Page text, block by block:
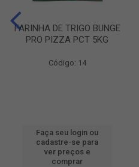
FARINHA DE TRIGO BUNGE
PRO PIZZA PCT 5KG
Código: 14
Faça seu login ou
cadastre-se para
ver preços e
comprar